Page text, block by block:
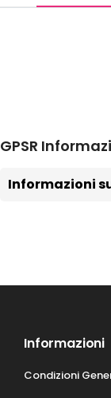
GPSR
Informazioni
Informazioni
Condizioni